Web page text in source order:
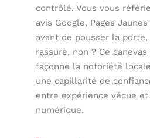
contrôlé. Vous vous
avis Google, Pages
avant de pousser la
rassure, non ? Ce canevas
façonne la notoriété
une capillarité de
entre expérience vécue
numérique.